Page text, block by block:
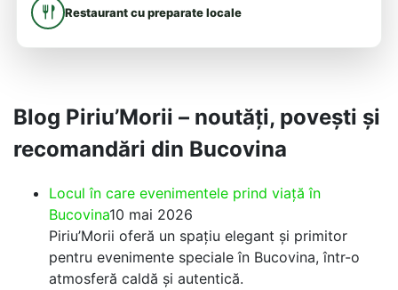
Restaurant cu preparate locale
Blog Piriu’Morii – noutăți, povești și
recomandări din Bucovina
Locul în care evenimentele prind viață în
Bucovina10 mai 2026
Piriu’Morii oferă un spațiu elegant și primitor
pentru evenimente speciale în Bucovina, într-o
atmosferă caldă și autentică.